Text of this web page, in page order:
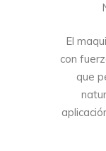
El
con
que